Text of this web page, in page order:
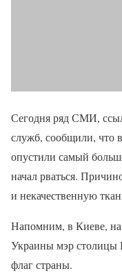
Сегодня ряд СМИ,
служб, сообщили, что
опустили самый
начал рваться.
и некачественную
Напомним, в Киеве,
Украины мэр столицы
флаг страны.